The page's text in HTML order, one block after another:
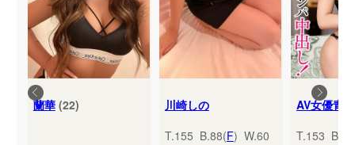
蘭華(22)
川崎しの
T.155 B.88(F) W.60
T.153